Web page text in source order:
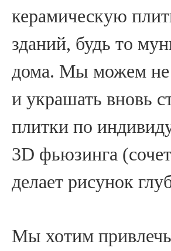
керамическую
зданий, будь то
дома. Мы можем не
и украшать вновь
плитки по
3D фьюзинга
делает рисунок
Мы хотим